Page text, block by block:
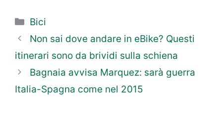
Categorie
Bici
Non sai dove andare in eBike? Questi
itinerari sono da brividi sulla schiena
Bagnaia avvisa Marquez: sarà guerra
Italia-Spagna come nel 2015